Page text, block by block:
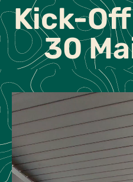
Kick-
30